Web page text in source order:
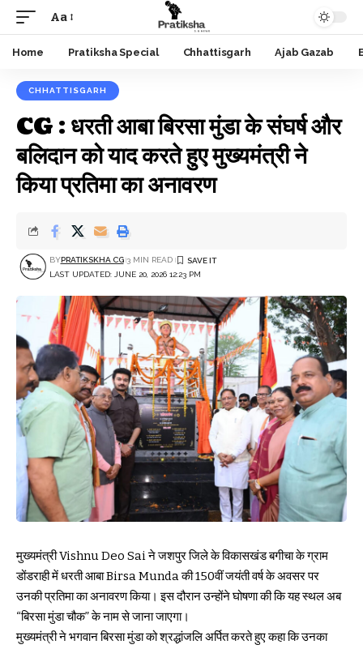
Font
Resizer
Aa
Home Pratiksha Special Chhattisgarh Ajab Gazab
CHHATTISGARH
CG : धरती आबा बिरसा मुंडा के संघर्ष और
बलिदान को याद करते हुए मुख्यमंत्री ने
किया प्रतिमा का अनावरण
LAST UPDATED: JUNE 20, 2026 12:23 PM
BYPRATIKSKHA CG 3 MIN READ
मुख्यमंत्री Vishnu Deo Sai ने जशपुर जिले के विकासखंड बगीचा के ग्राम
डोंडराही में धरती आबा Birsa Munda की 150वीं जयंती वर्ष के अवसर पर
उनकी प्रतिमा का अनावरण किया। इस दौरान उन्होंने घोषणा की कि यह स्थल अब
“बिरसा मुंडा चौक” के नाम से जाना जाएगा।
मुख्यमंत्री ने भगवान बिरसा मुंडा को श्रद्धांजलि अर्पित करते हुए कहा कि उनका